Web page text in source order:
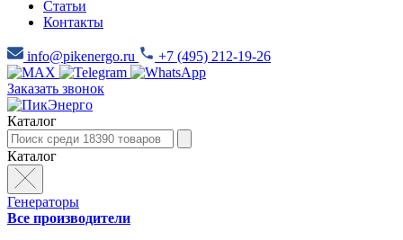
Статьи
Контакты
info@pikenergo.ru +7 (495) 212-19-26
Заказать звонок
Каталог
Каталог
Генераторы
Все производители